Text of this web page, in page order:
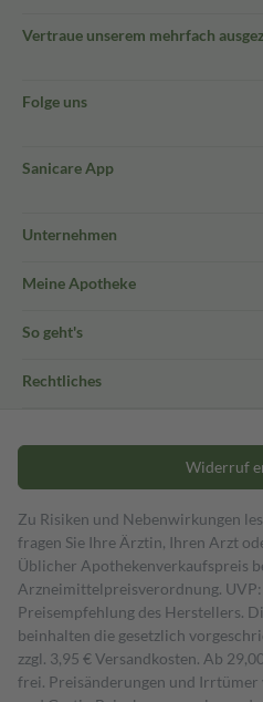
Vertraue unserem mehrfach
Folge uns
Sanicare App
Unternehmen
Meine Apotheke
So geht's
Rechtliches
Widerruf
Zu Risiken und Nebenwirkungen
fragen Sie Ihre Ärztin, Ihren Arzt
Üblicher Apothekenverkaufspreis
Arzneimittelpreisverordnung.
Preisempfehlung des Herstellers.
beinhalten die gesetzlich
zzgl. 3,95 € Versandkosten. Ab
frei. Preisänderungen und